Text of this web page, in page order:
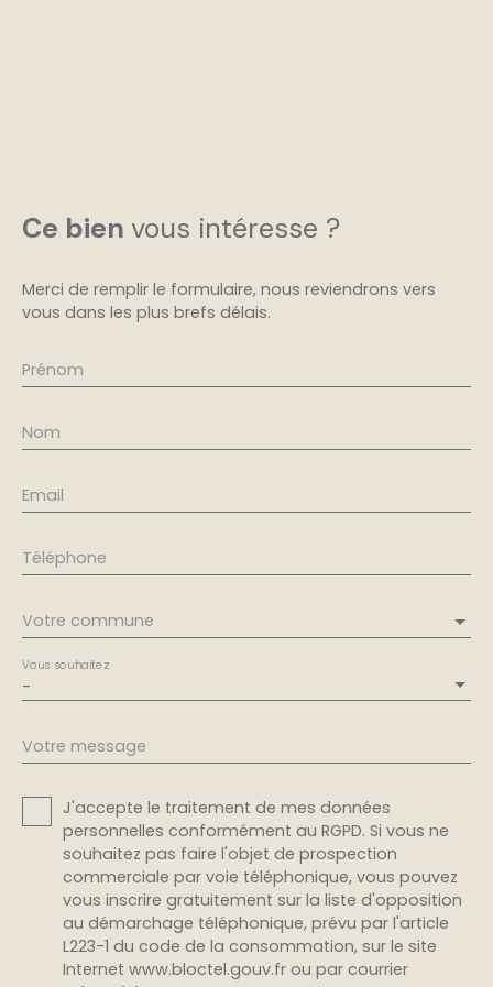
Ce bien vous intéresse ?
Merci de remplir le formulaire, nous reviendrons vers
vous dans les plus brefs délais.
Prénom
Nom
Email
Téléphone
Votre commune
-
Vous souhaitez
Votre message
J'accepte le traitement de mes données
personnelles conformément au RGPD. Si vous ne
souhaitez pas faire l'objet de prospection
commerciale par voie téléphonique, vous pouvez
vous inscrire gratuitement sur la liste d'opposition
au démarchage téléphonique, prévu par l'article
L223-1 du code de la consommation, sur le site
Internet www.bloctel.gouv.fr ou par courrier